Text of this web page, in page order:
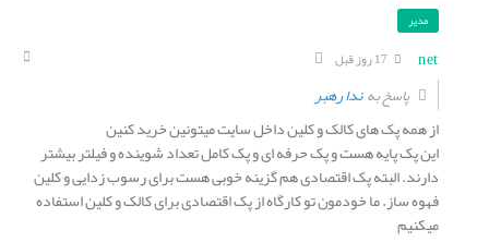
مدیر
net
پاسخ بهندا رهبر
از همه پک های کالک و کلین داخل سایت میتونین خرید کنین
این پک پایه هست و پک حرفه ای و پک کامل تعداد شوینده و فیلتر بیشتر
دارند. البته پک اقتصادی هم گزینه خوبی هست برای رسوب زدایی و کلین
فهوه ساز. ما خودمون تو کارگاه از پک اقتصادی برای کالک و کلین استفاده
میکنیم